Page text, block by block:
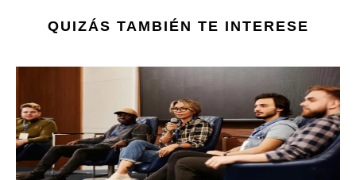
QUIZÁS TAMBIÉN TE INTERESE